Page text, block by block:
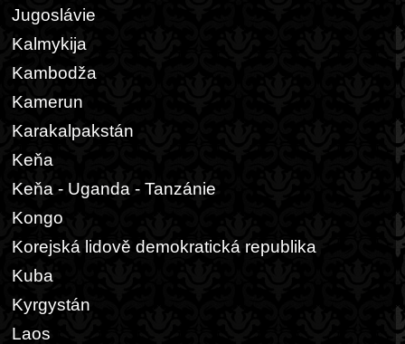
Jugoslávie
Kalmykija
Kambodža
Kamerun
Karakalpakstán
Keňa
Keňa - Uganda - Tanzánie
Kongo
Korejská lidově demokratická republika
Kuba
Kyrgystán
Laos